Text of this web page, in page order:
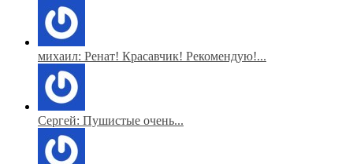
михаил: Ренат! Красавчик! Рекомендую!...
Сергей: Пушистые очень...